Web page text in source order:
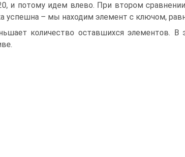
и потому идем влево. При втором
успешна – мы находим элемент с ключом,
количество оставшихся элементов. В